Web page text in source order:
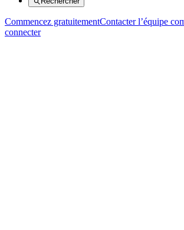
Commencez gratuitementContacter l’équipe
connecter